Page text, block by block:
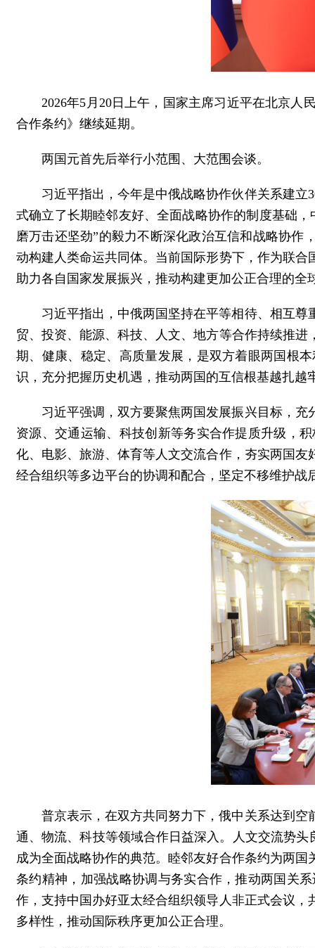
2026年5月20日上午，国家主席习近平在北京
合作条约》继续延期。
两国元首先后举行小范围、大范围会谈。
习近平指出，今年是中俄战略协作伙伴关系建
式确立了长期睦邻友好、全面战略协作的制度基础
磨万击还坚劲”的毅力不断深化政治互信和战略协作
动构建人类命运共同体。当前国际形势下，作为联
助力各自国家发展振兴，推动构建更加公正合理的全
习近平指出，中俄两国坚持在平等相待、相互
贸、投资、能源、科技、人文、地方等合作持续推
期、健康、稳定、高质量发展，是双方着眼两国根
识，充分把握历史机遇，推动两国的互信根基越扎
习近平强调，双方要聚焦两国发展振兴目标，
资源、交通运输、科技创新等务实合作提质升级，
化、电影、旅游、体育等人文交流合作，夯实两国
经合组织等多边平台的协调和配合，坚定不移维护
普京表示，在双方共同努力下，俄中关系达到
通、物流、科技等领域合作日益深入。人文交流势
成为全面战略协作的典范。睦邻友好合作条约为两
条约精神，加强战略协调与务实合作，推动两国关
作，支持中国办好亚太经合组织领导人非正式会议
多样性，推动国际秩序更加公正合理。